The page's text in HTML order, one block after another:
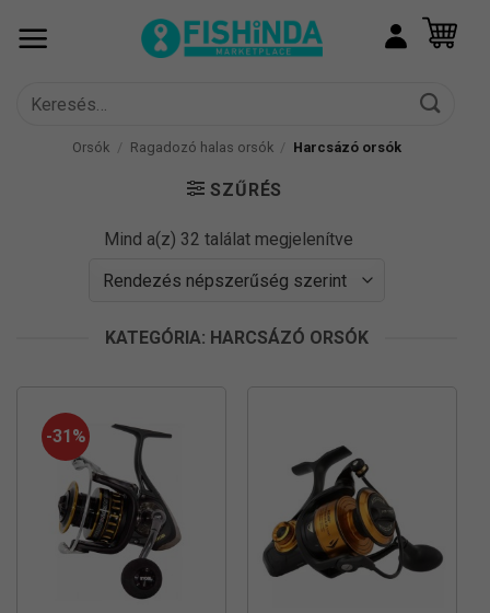
Keresés
következőre:
Orsók / Ragadozó halas orsók / Harcsázó orsók
SZŰRÉS
Mind a(z) 32 találat megjelenítveSorted
KATEGÓRIA: HARCSÁZÓ ORSÓK
-31%